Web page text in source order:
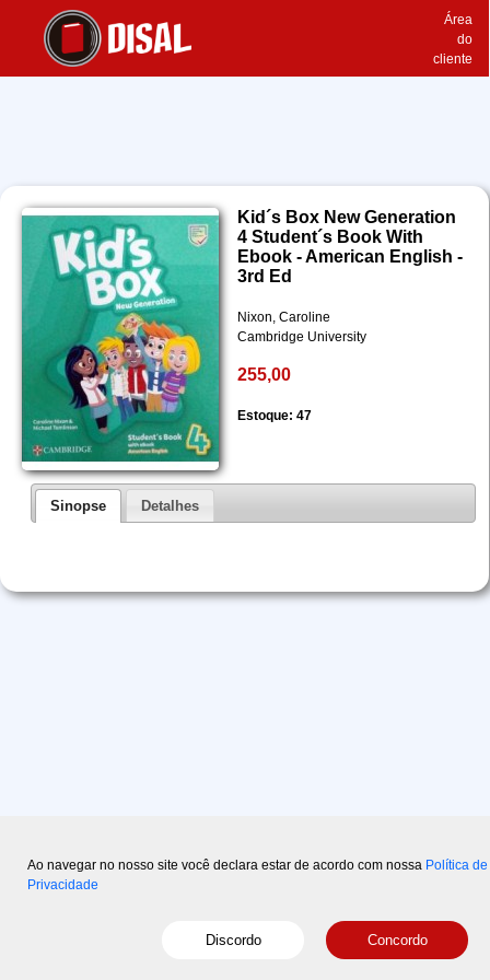
Área
do
cliente
Kid´s Box New Generation
4 Student´s Book With
Ebook - American English -
3rd Ed
Nixon, Caroline
Cambridge University
255,00
Estoque: 47
Sinopse Detalhes
Ao navegar no nosso site você declara estar de acordo com nossa Política de
Privacidade